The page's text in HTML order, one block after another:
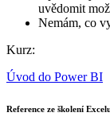
uvědomit
Nemám, co
Kurz:
Úvod do Power BI
Reference ze školení